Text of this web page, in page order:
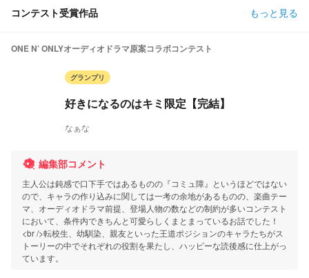
コンテスト受賞作品 もっと見る
ONE N’ ONLYオーディオドラマ原案コラボコンテスト
グランプリ
好きになるのはキミ限定【完結】
なぁな
編集部コメント
主人公は鈍感で口下手ではあるものの『コミュ障』というほどではない
ので、キャラの作り込みに関しては一考の余地があるものの、楽曲テー
マ、オーディオドラマ前提、登場人物の数などの制約が多いコンテスト
において、条件内できちんと可愛らしくまとまっているお話でした！
<br />転校生、幼馴染、親友といった王道ポジションのキャラたちがス
トーリーの中でそれぞれの役割を果たし、ハッピーな読後感に仕上がっ
ています。